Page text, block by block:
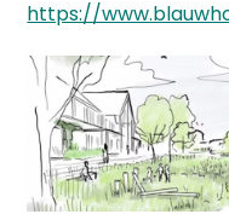
https://